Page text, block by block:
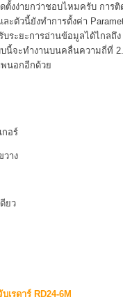
ตั้งง่ายกว่าชอบไหมครับ การ
ะตัวนี้ยังทำการตั้งค่า
ระยะการอ่านข้อมูลได้ไกลถึง
บนี้จะทำงานบนคลื่นความถี่ที่
นอกอีกด้วย
กอร์
วาง
ยว
เรดาร์ RD24-6M